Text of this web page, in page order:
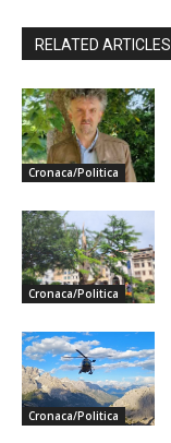
RELATED ARTICLES
Cronaca/Politica
Cronaca/Politica
Cronaca/Politica